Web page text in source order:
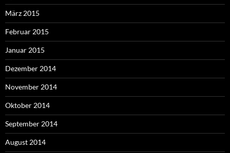
März 2015
Februar 2015
Januar 2015
Dezember 2014
November 2014
Oktober 2014
September 2014
August 2014